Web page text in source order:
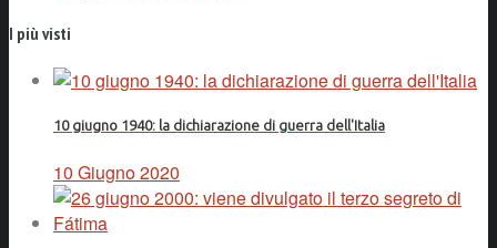
I più visti
10 giugno 1940: la dichiarazione di guerra dell'Italia
10 Giugno 2020